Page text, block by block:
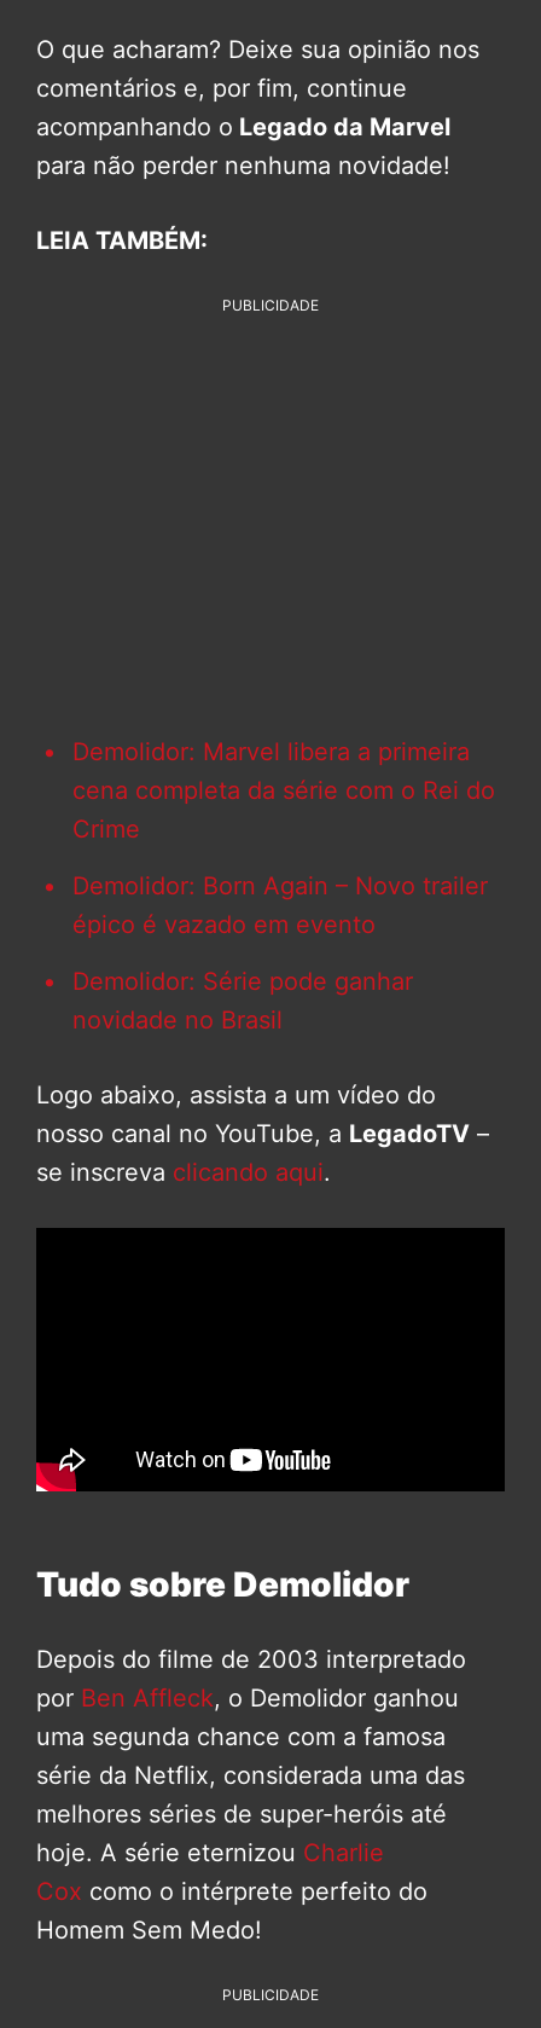
O que acharam? Deixe sua opinião nos
comentários e, por fim, continue
acompanhando o Legado da Marvel
para não perder nenhuma novidade!
LEIA TAMBÉM:
PUBLICIDADE
Demolidor: Marvel libera a primeira
cena completa da série com o Rei do
Crime
Demolidor: Born Again – Novo trailer
épico é vazado em evento
Demolidor: Série pode ganhar
novidade no Brasil
Logo abaixo, assista a um vídeo do
nosso canal no YouTube, a LegadoTV –
se inscreva clicando aqui.
Tudo sobre Demolidor
Depois do filme de 2003 interpretado
por Ben Affleck, o Demolidor ganhou
uma segunda chance com a famosa
série da Netflix, considerada uma das
melhores séries de super-heróis até
hoje. A série eternizou Charlie
Cox como o intérprete perfeito do
Homem Sem Medo!
PUBLICIDADE